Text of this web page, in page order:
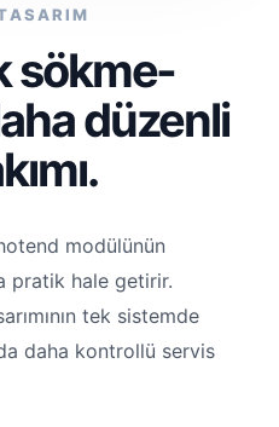
sökme-
düzenli
modülünün
pratik hale getirir.
tek sistemde
daha kontrollü servis